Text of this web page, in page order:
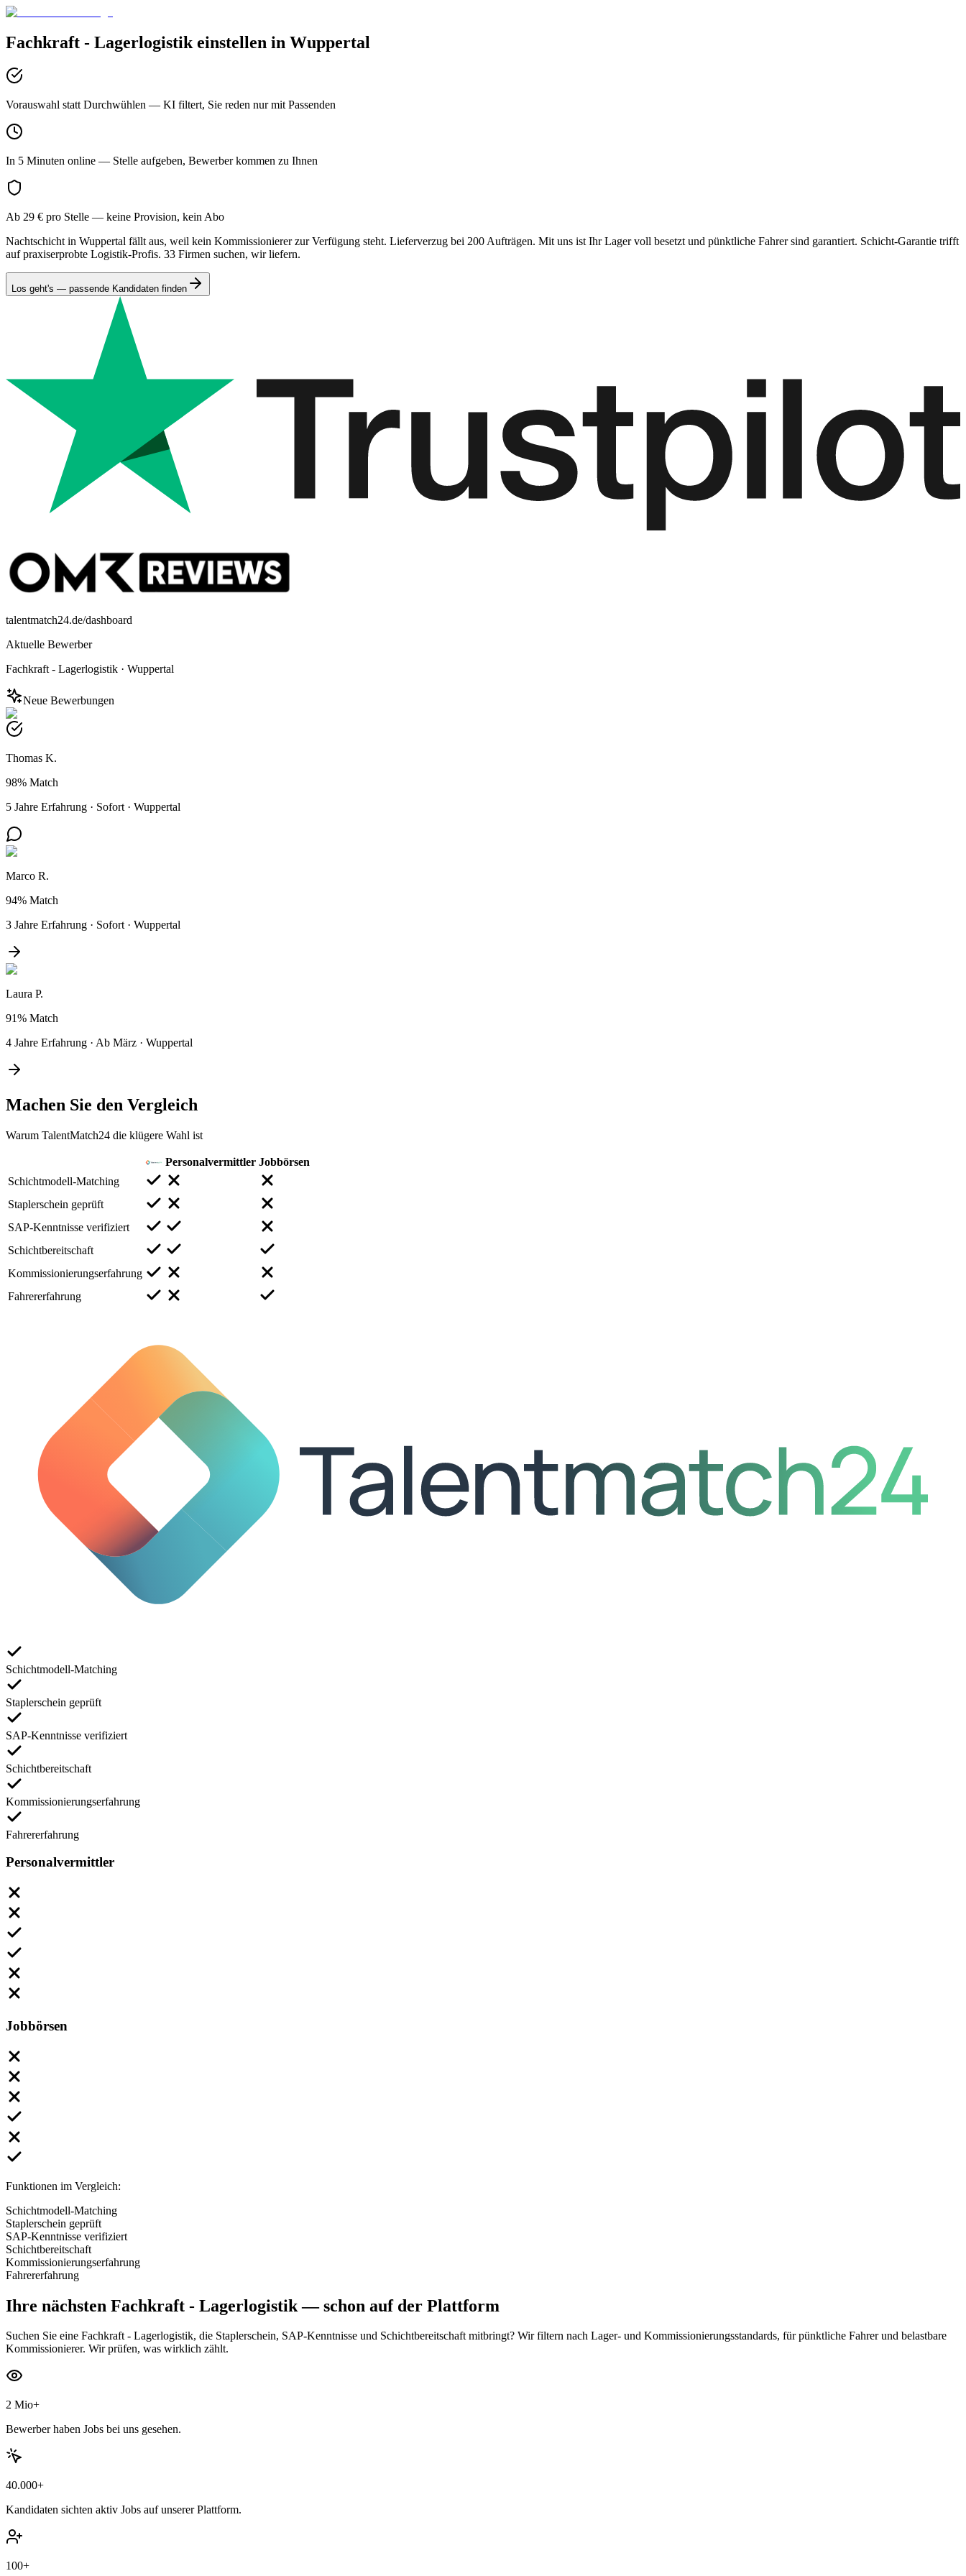
Fachkraft - Lagerlogistik einstellen in Wuppertal
Vorauswahl statt Durchwühlen — KI filtert, Sie reden nur mit Passenden
In 5 Minuten online — Stelle aufgeben, Bewerber kommen zu Ihnen
Ab 29 € pro Stelle — keine Provision, kein Abo
Nachtschicht in Wuppertal fällt aus, weil kein Kommissionierer zur Verfügung steht. Lieferverzug bei 200 Aufträgen. Mit uns ist Ihr Lager voll besetzt und pünktliche Fahrer sind garantiert. Schicht-Garantie trifft
auf praxiserprobte Logistik-Profis. 33 Firmen suchen, wir liefern.
Los geht's — passende Kandidaten finden
talentmatch24.de/dashboard
Aktuelle Bewerber
Fachkraft - Lagerlogistik · Wuppertal
Neue Bewerbungen
Thomas K.
98% Match
5 Jahre Erfahrung · Sofort · Wuppertal
Marco R.
94% Match
3 Jahre Erfahrung · Sofort · Wuppertal
Laura P.
91% Match
4 Jahre Erfahrung · Ab März · Wuppertal
Machen Sie den Vergleich
Warum TalentMatch24 die klügere Wahl ist
Personalvermittler Jobbörsen
Schichtmodell-Matching
Staplerschein geprüft
SAP-Kenntnisse verifiziert
Schichtbereitschaft
Kommissionierungserfahrung
Fahrererfahrung
Schichtmodell-Matching
Staplerschein geprüft
SAP-Kenntnisse verifiziert
Schichtbereitschaft
Kommissionierungserfahrung
Fahrererfahrung
Personalvermittler
Jobbörsen
Funktionen im Vergleich:
Schichtmodell-Matching
Staplerschein geprüft
SAP-Kenntnisse verifiziert
Schichtbereitschaft
Kommissionierungserfahrung
Fahrererfahrung
Ihre nächsten Fachkraft - Lagerlogistik— schon auf der Plattform
Suchen Sie eine Fachkraft - Lagerlogistik, die Staplerschein, SAP-Kenntnisse und Schichtbereitschaft mitbringt? Wir filtern nach Lager- und Kommissionierungsstandards, für pünktliche Fahrer und belastbare
Kommissionierer. Wir prüfen, was wirklich zählt.
2 Mio+
Bewerber haben Jobs bei uns gesehen.
40.000+
Kandidaten sichten aktiv Jobs auf unserer Plattform.
100+